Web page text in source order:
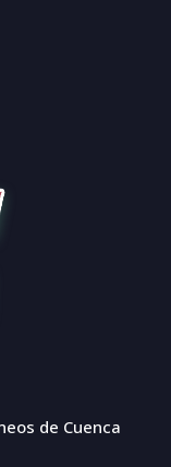
de Cuenca